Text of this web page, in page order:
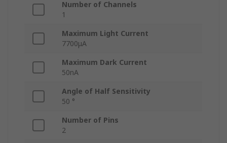
Number of Channels
1
Maximum Light Current
7700μA
Maximum Dark Current
50nA
Angle of Half Sensitivity
50 °
Number of Pins
2